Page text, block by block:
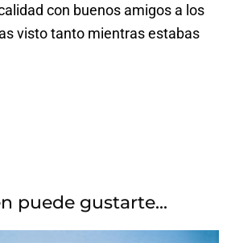
con buenos amigos a los
visto tanto mientras estabas
puede gustarte...